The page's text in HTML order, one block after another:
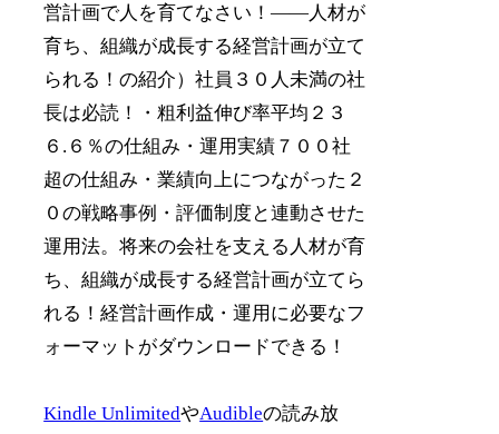
営計画で人を育てなさい！――人材が
育ち、組織が成長する経営計画が立て
られる！の紹介）社員３０人未満の社
長は必読！・粗利益伸び率平均２３
６.６％の仕組み・運用実績７００社
超の仕組み・業績向上につながった２
０の戦略事例・評価制度と連動させた
運用法。将来の会社を支える人材が育
ち、組織が成長する経営計画が立てら
れる！経営計画作成・運用に必要なフ
ォーマットがダウンロードできる！
Kindle UnlimitedやAudibleの読み放